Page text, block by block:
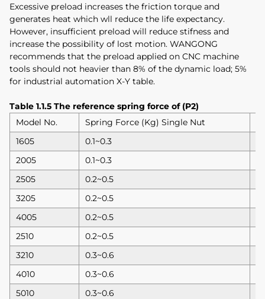
Excessive preload increases the friction torque and
generates heat which wll reduce the life expectancy.
However, insufficient preload will reduce stifness and
increase the possibility of lost motion. WANGONG
recommends that the preload applied on CNC machine
tools should not heavier than 8% of the dynamic load; 5%
for industrial automation X-Y table.
Table 1.1.5 The reference spring force of (P2)
Model No.
Spring Force (Kg) Single Nut
1605
0.1~0.3
2005
0.1~0.3
2505
0.2~0.5
3205
0.2~0.5
4005
0.2~0.5
2510
0.2~0.5
3210
0.3~0.6
4010
0.3~0.6
5010
0.3~0.6